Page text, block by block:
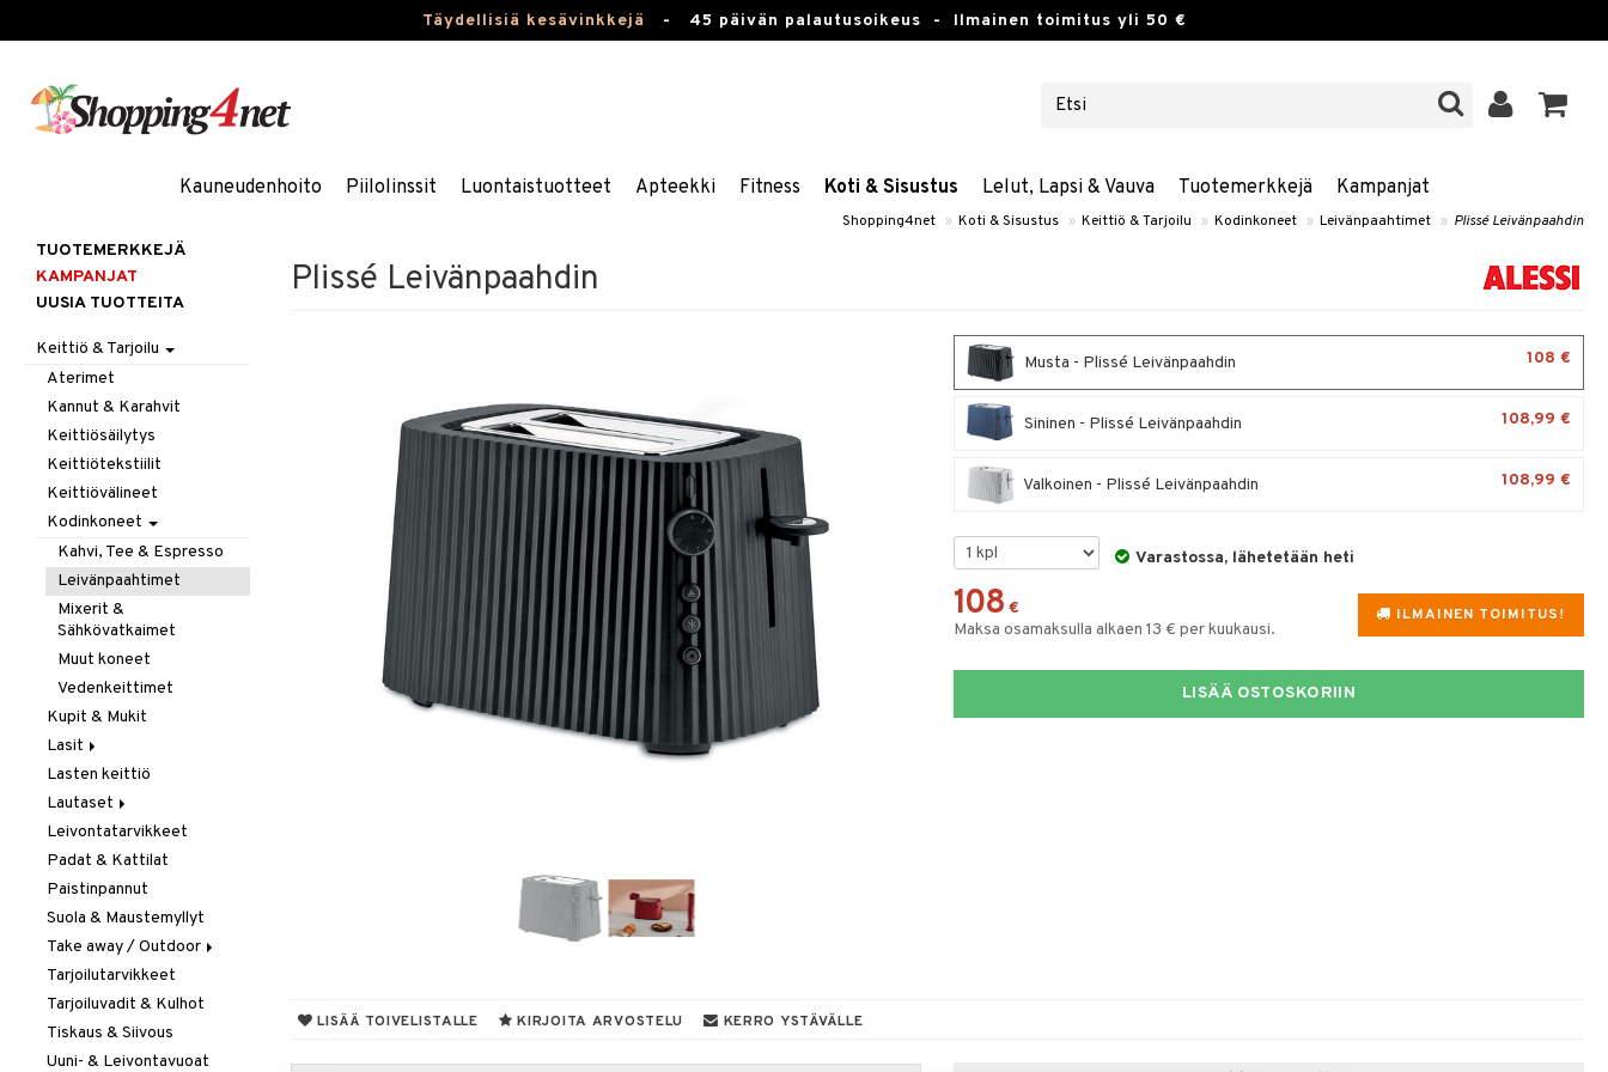
Täydellisiä kesävinkkejä - 45 päivän palautusoikeus - Ilmainen toimitus yli 50 €
Kauneudenhoito Piilolinssit Luontaistuotteet Apteekki Fitness Koti & Sisustus Lelut, Lapsi & Vauva Tuotemerkkejä Kampanjat
Shopping4net » Koti & Sisustus » Keittiö & Tarjoilu » Kodinkoneet » Leivänpaahtimet » Plissé Leivänpaahdin
Plissé Leivänpaahdin
Musta - Plissé Leivänpaahdin 108 €
Sininen - Plissé Leivänpaahdin 108,99 €
Valkoinen - Plissé Leivänpaahdin 108,99 €
Varastossa, lähetetään heti
ILMAINEN TOIMITUS!
108 €
Maksa osamaksulla alkaen 13 € per kuukausi.
LISÄÄ OSTOSKORIIN
LISÄÄ TOIVELISTALLE KIRJOITA ARVOSTELU KERRO YSTÄVÄLLE
TUOTEMERKKEJÄ
KAMPANJAT
UUSIA TUOTTEITA
Keittiö & Tarjoilu
Aterimet
Kannut & Karahvit
Keittiösäilytys
Keittiötekstiilit
Keittiövälineet
Kodinkoneet
Kahvi, Tee & Espresso
Leivänpaahtimet
Mixerit &
Sähkövatkaimet
Muut koneet
Vedenkeittimet
Kupit & Mukit
Lasit
Juoma- & Cocktailasit
Juomalasit
Olutlasit
Shamppanjalasit
Snapsi- & Aveclasit
Viinilasit
Whiskey- & Konjakkilasit
Lasten keittiö
Lautaset
Asetit
Ruokalautaset
Syvät lautaset
Leivontatarvikkeet
Padat & Kattilat
Paistinpannut
Suola & Maustemyllyt
Take away / Outdoor
Eväslaatikot
Pullot
Termoskannut
Termosmukit
Tarjoilutarvikkeet
Tarjoiluvadit & Kulhot
Tiskaus & Siivous
Uuni- & Leivontavuoat